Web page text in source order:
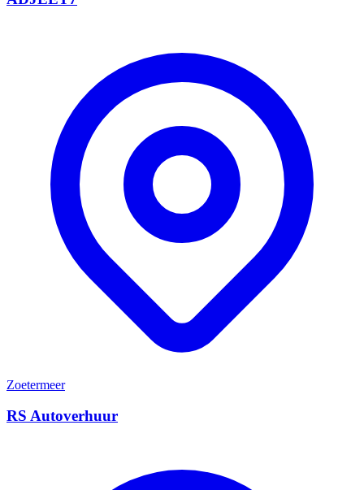
Zoetermeer
RS Autoverhuur